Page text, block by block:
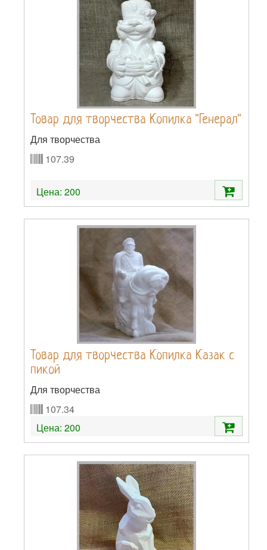
Товар для творчества Копилка "Генерал"
Для творчества
107.39
Цена: 200
Товар для творчества Копилка Казак с
пикой
Для творчества
107.34
Цена: 200